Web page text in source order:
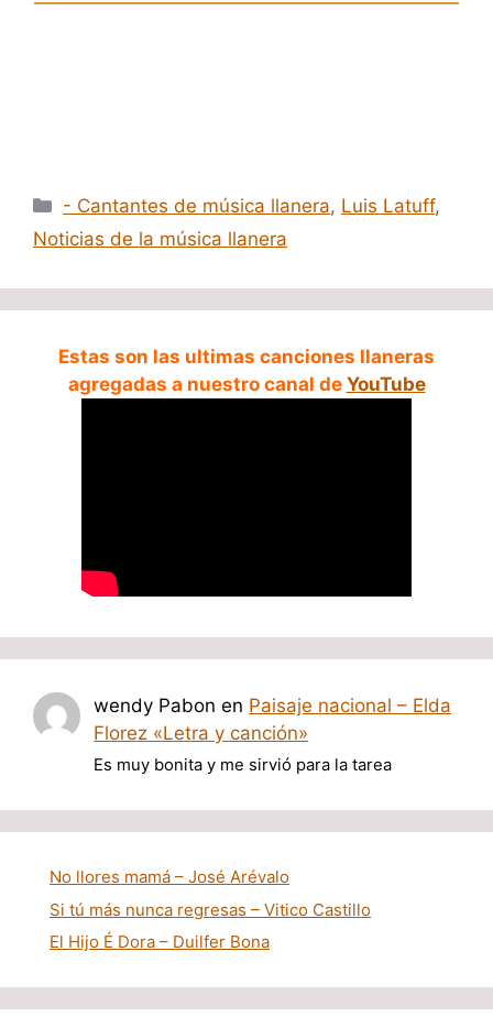
Categorías
- Cantantes de música llanera, Luis Latuff,
Noticias de la música llanera
Estas son las ultimas canciones llaneras
agregadas a nuestro canal de YouTube
wendy Pabon en Paisaje nacional – Elda
Florez «Letra y canción»
Es muy bonita y me sirvió para la tarea
No llores mamá – José Arévalo
Si tú más nunca regresas – Vitico Castillo
El Hijo É Dora – Duilfer Bona